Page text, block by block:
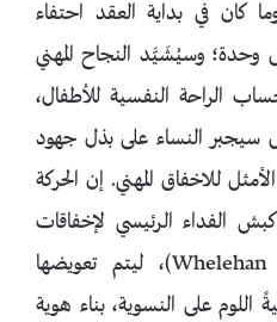
كان في بداية العقد احتفاء
وحدة؛ وسيُشَيَّد النجاح المهني
الراحة النفسية للأطفال،
سيجبر النساء على بذل جهود
للاخفاق المهني. إن الحركة
الفداء الرئيسي لإخفاقات
الحياة المعاصرة” (Whelehan 1995: 2)، ليتم تعويضها
اللوم على النسوية، بناء هوية